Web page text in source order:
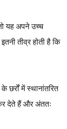
यह अपने उच्च
तीव्र होती है कि
छर्रों में स्थानांतरित
देते हैं और अंततः